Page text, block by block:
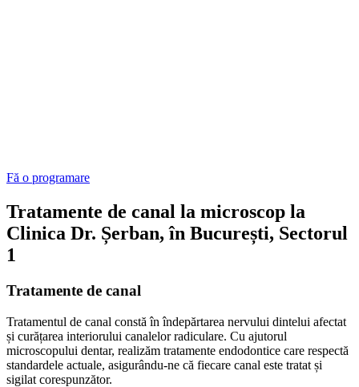
Fă o programare
Tratamente de canal la microscop la
Clinica Dr. Șerban, în București, Sectorul
1
Tratamente de canal
Tratamentul de canal constă în îndepărtarea nervului dintelui afectat
și curățarea interiorului canalelor radiculare. Cu ajutorul
microscopului dentar, realizăm tratamente endodontice care respectă
standardele actuale, asigurându-ne că fiecare canal este tratat și
sigilat corespunzător.